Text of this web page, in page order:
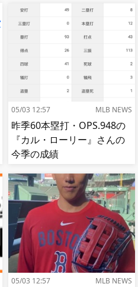
05/03 12:57 MLB NEWS
昨季60本塁打・OPS.948の
『カル・ローリー』さんの
今季の成績
05/03 12:57 MLB NEWS